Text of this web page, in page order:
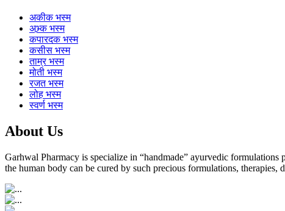
अकीकभस्म
अभ्र्क भस्म
कपारदक भस्म
कसीस भस्म
ताम्र भस्म
मोती भस्म
रजत भस्म
लोह भस्म
स्वर्ण भस्म
About Us
Garhwal Pharmacy is specialize in “handmade” ayurvedic formulations
the human body can be cured by such precious formulations,